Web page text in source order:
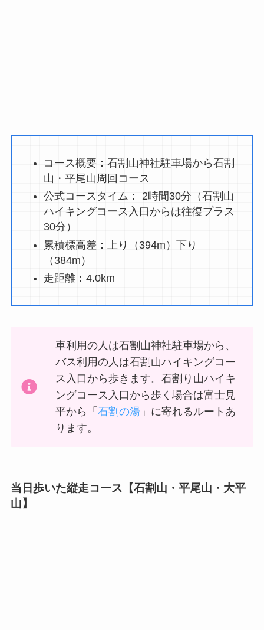
コース概要：石割山神社駐車場から石割
山・平尾山周回コース
公式コースタイム： 2時間30分（石割山
ハイキングコース入口からは往復プラス
30分）
累積標高差：上り（394m）下り
（384m）
走距離：4.0km
車利用の人は石割山神社駐車場から、
バス利用の人は石割山ハイキングコー
ス入口から歩きます。石割り山ハイキ
ングコース入口から歩く場合は富士見
平から「石割の湯 」に寄れるルートあ
ります。
当日歩いた縦走コース【石割山・平尾山・大平
山】